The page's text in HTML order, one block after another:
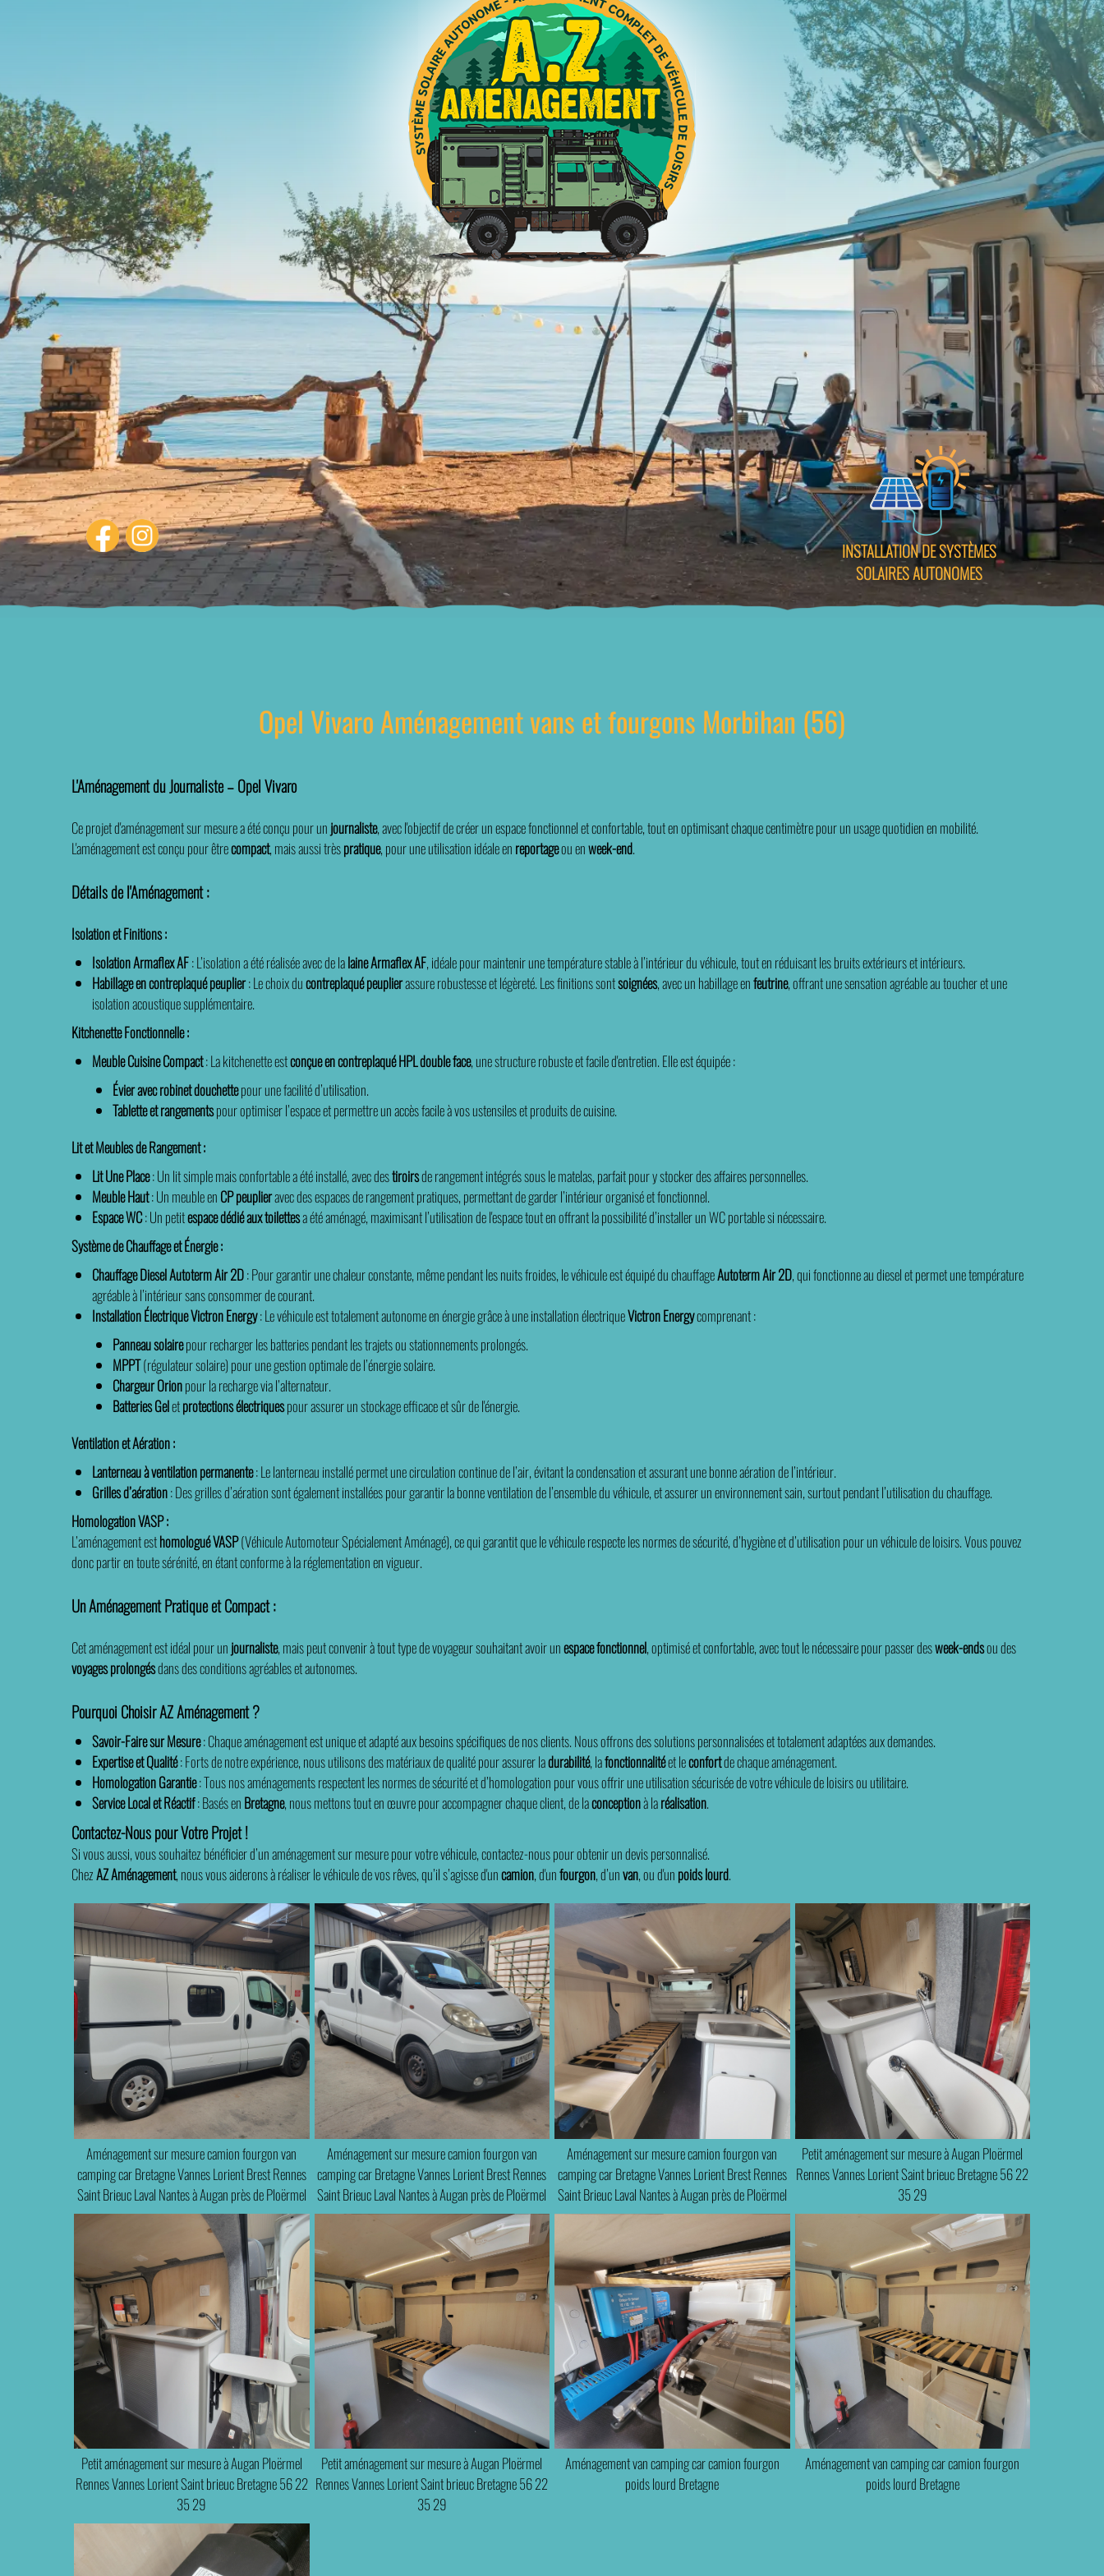
INSTALLATION DE SYSTÈMES
SOLAIRES AUTONOMES
Opel Vivaro Aménagement vans et fourgons Morbihan (56)
L'Aménagement du Journaliste – Opel Vivaro
Ce projet d'aménagement sur mesure a été conçu pour un journaliste, avec l'objectif de créer un espace fonctionnel et confortable, tout en optimisant chaque centimètre pour un usage quotidien en mobilité.
L'aménagement est conçu pour êtrecompact, mais aussi trèspratique, pour une utilisation idéale en reportageou enweek-end.
Détails de l'Aménagement :
Isolation et Finitions :
Isolation Armaflex AF: L’isolation a été réalisée avec de lalaine Armaflex AF, idéale pour maintenir une température stable à l’intérieur du véhicule, tout en réduisant les bruits extérieurs et intérieurs.
Habillage en contreplaqué peuplier: Le choix ducontreplaqué peuplierassure robustesse et légèreté. Les finitions sontsoignées, avec un habillage enfeutrine, offrant une sensation agréable au toucher et une
isolation acoustique supplémentaire.
Kitchenette Fonctionnelle :
Meuble Cuisine Compact: La kitchenette estconçue en contreplaqué HPL double face, une structure robuste et facile d'entretien. Elle est équipée :
Évier avec robinet douchettepour une facilité d’utilisation.
Tablette et rangementspour optimiser l’espace et permettre un accès facile à vos ustensiles et produits de cuisine.
Lit et Meubles de Rangement :
Lit Une Place: Un lit simple mais confortable a été installé, avec destiroirsde rangement intégrés sous le matelas, parfait pour y stocker des affaires personnelles.
Meuble Haut: Un meuble en CP peuplieravec des espaces de rangement pratiques, permettant de garder l’intérieur organisé et fonctionnel.
Espace WC: Un petitespace dédié aux toilettesa été aménagé, maximisant l’utilisation de l'espace tout en offrant la possibilité d’installer un WC portable si nécessaire.
Système de Chauffage et Énergie :
Chauffage Diesel Autoterm Air 2D: Pour garantir une chaleur constante, même pendant les nuits froides, le véhicule est équipé du chauffageAutoterm Air 2D, qui fonctionne au diesel et permet une température
agréable à l’intérieur sans consommer de courant.
Installation Électrique Victron Energy: Le véhicule est totalement autonome en énergie grâce à une installation électriqueVictron Energycomprenant :
Panneau solairepour recharger les batteries pendant les trajets ou stationnements prolongés.
MPPT(régulateur solaire) pour une gestion optimale de l’énergie solaire.
Chargeur Orionpour la recharge via l’alternateur.
Batteries Geletprotections électriquespour assurer un stockage efficace et sûr de l'énergie.
Ventilation et Aération :
Lanterneau à ventilation permanente: Le lanterneau installé permet une circulation continue de l’air, évitant la condensation et assurant une bonne aération de l’intérieur.
Grilles d’aération: Des grilles d’aération sont également installées pour garantir la bonne ventilation de l’ensemble du véhicule, et assurer un environnement sain, surtout pendant l’utilisation du chauffage.
Homologation VASP :
L’aménagement esthomologué VASP(Véhicule Automoteur Spécialement Aménagé), ce qui garantit que le véhicule respecte les normes de sécurité, d’hygiène et d’utilisation pour un véhicule de loisirs. Vous pouvez
donc partir en toute sérénité, en étant conforme à la réglementation en vigueur.
Un Aménagement Pratique et Compact :
Cet aménagement est idéal pour un journaliste, mais peut convenir à tout type de voyageur souhaitant avoir unespace fonctionnel, optimisé et confortable, avec tout le nécessaire pour passer desweek-endsou des
voyages prolongésdans des conditions agréables et autonomes.
Pourquoi Choisir AZ Aménagement ?
Savoir-Faire sur Mesure: Chaque aménagement est unique et adapté aux besoins spécifiques de nos clients. Nous offrons des solutions personnalisées et totalement adaptées aux demandes.
Expertise et Qualité: Forts de notre expérience, nous utilisons des matériaux de qualité pour assurer ladurabilité, lafonctionnalitéet leconfortde chaque aménagement.
Homologation Garantie: Tous nos aménagements respectent les normes de sécurité et d’homologation pour vous offrir une utilisation sécurisée de votre véhicule de loisirs ou utilitaire.
Service Local et Réactif: Basés en Bretagne, nous mettons tout en œuvre pour accompagner chaque client, de laconceptionà laréalisation.
Contactez-Nous pour Votre Projet !
Si vous aussi, vous souhaitez bénéficier d’un aménagement sur mesure pour votre véhicule, contactez-nous pour obtenir un devis personnalisé.
ChezAZ Aménagement, nous vous aiderons à réaliser le véhicule de vos rêves, qu’il s’agisse d'uncamion, d'unfourgon, d’unvan, ou d'un poids lourd.
Aménagement sur mesure camion fourgon van
camping car Bretagne Vannes Lorient Brest Rennes
Saint Brieuc Laval Nantes à Augan près de Ploërmel
Aménagement sur mesure camion fourgon van
camping car Bretagne Vannes Lorient Brest Rennes
Saint Brieuc Laval Nantes à Augan près de Ploërmel
Aménagement sur mesure camion fourgon van
camping car Bretagne Vannes Lorient Brest Rennes
Saint Brieuc Laval Nantes à Augan près de Ploërmel
Petit aménagement sur mesure à Augan Ploërmel
Rennes Vannes Lorient Saint brieuc Bretagne 56 22
35 29
Petit aménagement sur mesure à Augan Ploërmel
Rennes Vannes Lorient Saint brieuc Bretagne 56 22
35 29
Petit aménagement sur mesure à Augan Ploërmel
Rennes Vannes Lorient Saint brieuc Bretagne 56 22
35 29
Aménagement van camping car camion fourgon
poids lourd Bretagne
Aménagement van camping car camion fourgon
poids lourd Bretagne